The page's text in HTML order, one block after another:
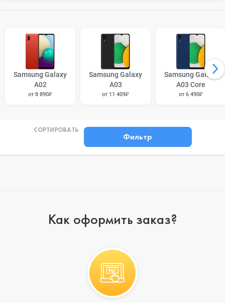
Samsung Galaxy
A02
от 8 890₽
Samsung Galaxy
A03
от 11 409₽
Samsung Galaxy
A03 Core
от 6 490₽
СОРТИРОВАТЬ
Фильтр
Как оформить заказ?